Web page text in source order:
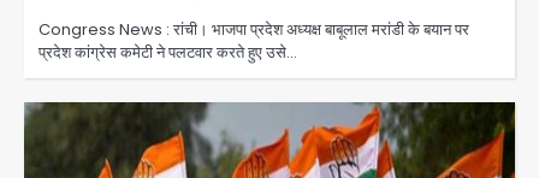
Congress News : रांची। भाजपा प्रदेश अध्यक्ष बाबूलाल मरांडी के बयान पर
प्रदेश कांग्रेस कमेटी ने पलटवार करते हुए उसे…